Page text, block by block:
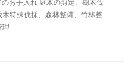
特殊伐採、森林整備、竹林整
理